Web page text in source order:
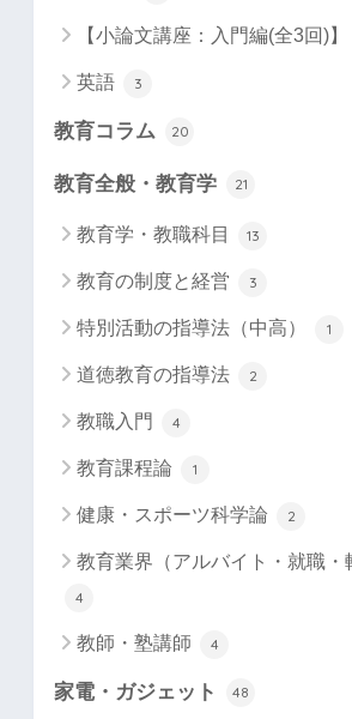
【小論文講座：入門編(全3回)】
英語 3
教育コラム 20
教育全般・教育学 21
教育学・教職科目 13
教育の制度と経営 3
特別活動の指導法（中高） 1
道徳教育の指導法 2
教職入門 4
教育課程論 1
健康・スポーツ科学論 2
教育業界（アルバイト・就職・
4
教師・塾講師 4
家電・ガジェット 48